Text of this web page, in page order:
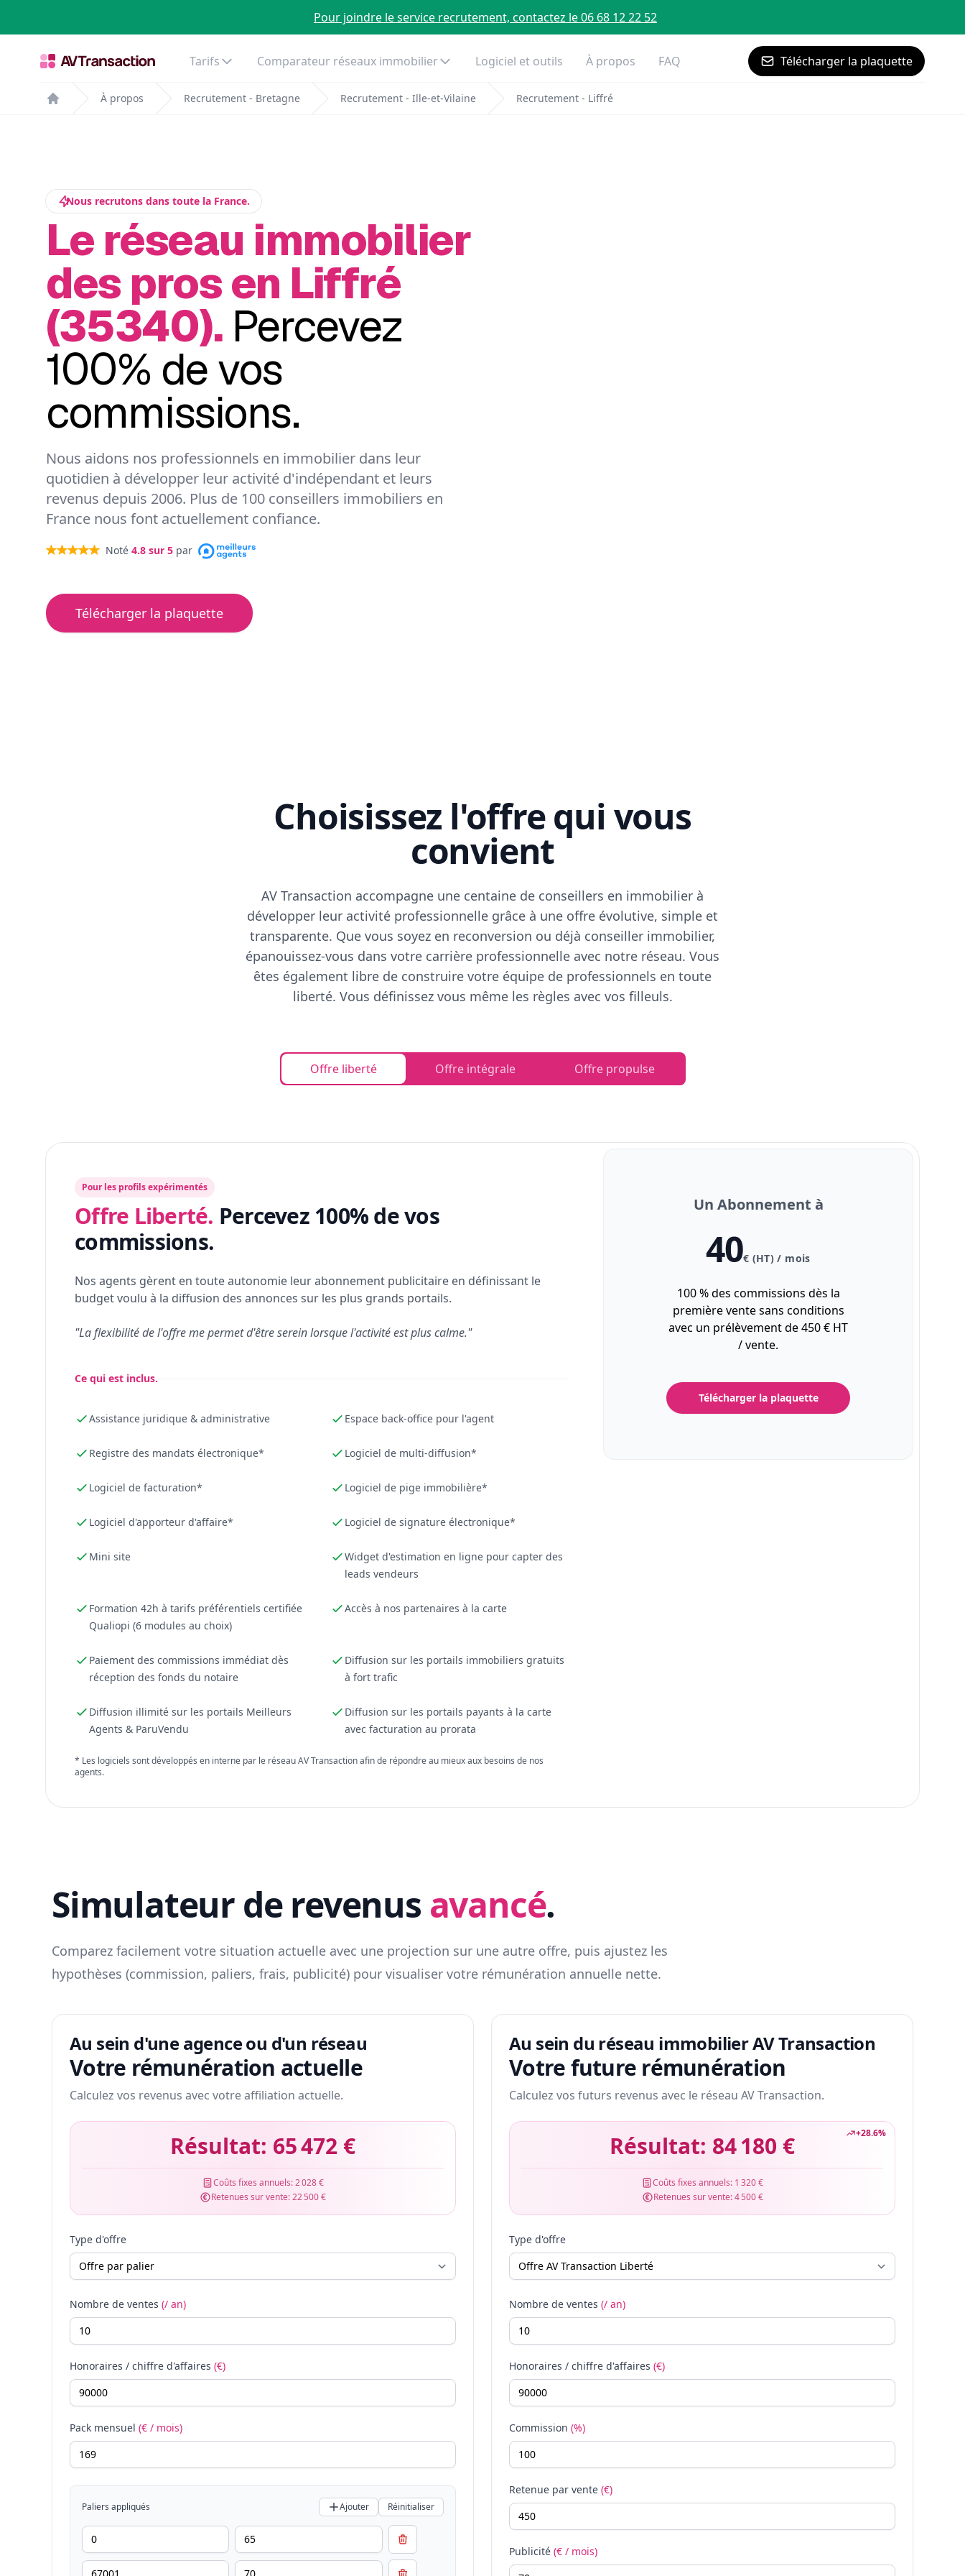
Pour joindre le service recrutement, contactez le 06 68 12 22 52
Tarifs Comparateur réseaux immobilier Logiciel et outils À propos FAQ Télécharger la plaquette
Home
À propos Recrutement - Bretagne Recrutement - Ille-et-Vilaine Recrutement - Liffré
Nous recrutons dans toute la France.
Le réseau immobilier
des pros en Liffré
(35340). Percevez
100% de vos
commissions.
Nous aidons nos professionnels en immobilier dans leur
quotidien à développer leur activité d'indépendant et leurs
revenus depuis 2006. Plus de 100 conseillers immobiliers en
France nous font actuellement confiance.
Noté 4.8 sur 5 par
Télécharger la plaquette
Choisissez l'offre qui vous
convient
AV Transaction accompagne une centaine de conseillers en immobilier à
développer leur activité professionnelle grâce à une offre évolutive, simple et
transparente. Que vous soyez en reconversion ou déjà conseiller immobilier,
épanouissez-vous dans votre carrière professionnelle avec notre réseau. Vous
êtes également libre de construire votre équipe de professionnels en toute
liberté. Vous définissez vous même les règles avec vos filleuls.
Offre liberté Offre intégrale Offre propulse
Pour les profils expérimentés
Offre Liberté. Percevez 100% de vos
commissions.
Nos agents gèrent en toute autonomie leur abonnement publicitaire en définissant le
budget voulu à la diffusion des annonces sur les plus grands portails.
"La flexibilité de l'offre me permet d'être serein lorsque l'activité est plus calme."
Ce qui est inclus.
Assistance juridique & administrative Espace back-office pour l'agent
Registre des mandats électronique* Logiciel de multi-diffusion*
Logiciel de facturation* Logiciel de pige immobilière*
Logiciel d'apporteur d'affaire* Logiciel de signature électronique*
Mini site
Widget d'estimation en ligne pour capter des
leads vendeurs
Formation 42h à tarifs préférentiels certifiée
Qualiopi (6 modules au choix)
Accès à nos partenaires à la carte
Paiement des commissions immédiat dès
réception des fonds du notaire
Diffusion sur les portails immobiliers gratuits
à fort trafic
Diffusion illimité sur les portails Meilleurs
Agents & ParuVendu
Diffusion sur les portails payants à la carte
avec facturation au prorata
* Les logiciels sont développés en interne par le réseau AV Transaction afin de répondre au mieux aux besoins de nos
agents.
Un Abonnement à
40€ (HT) / mois
100 % des commissions dès la
première vente sans conditions
avec un prélèvement de 450 € HT
/ vente.
Télécharger la plaquette
Simulateur de revenus avancé.
Comparez facilement votre situation actuelle avec une projection sur une autre offre, puis ajustez les
hypothèses (commission, paliers, frais, publicité) pour visualiser votre rémunération annuelle nette.
Au sein d'une agence ou d'un réseau
Votre rémunération actuelle
Calculez vos revenus avec votre affiliation actuelle.
Résultat: 65 472 €
Coûts fixes annuels:2 028 €
Retenues sur vente:22 500 €
Type d'offre
Nombre de ventes (/ an)
Honoraires / chiffre d'affaires (€)
Pack mensuel (€ / mois)
Paliers appliqués Ajouter Réinitialiser
Au sein du réseau immobilier AV Transaction
Votre future rémunération
Calculez vos futurs revenus avec le réseau AV Transaction.
+28.6%
Résultat: 84 180 €
Coûts fixes annuels: 1 320 €
Retenues sur vente:4 500 €
Type d'offre
Nombre de ventes (/ an)
Honoraires / chiffre d'affaires (€)
Commission (%)
Retenue par vente (€)
Publicité (€ / mois)